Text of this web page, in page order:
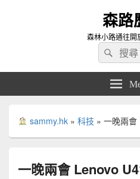
森路
森林小路通往開
Search
for:
Search
sammy.hk» 科技 » 一晚兩會
一晚兩會 Lenovo